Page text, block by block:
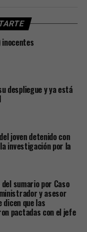
inocentes
despliegue y ya está
joven detenido con
investigación por la
sumario por Caso
y asesor
que las
pactadas con el jefe